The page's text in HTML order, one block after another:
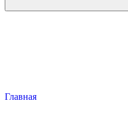
Главная